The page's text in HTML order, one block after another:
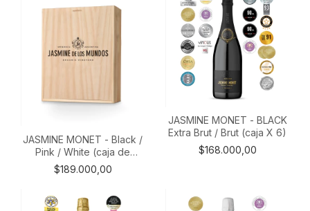
JASMINE MONET - Black /
Pink / White (caja de
madera X 3 mixta)
$189.000,00
JASMINE MONET - BLACK
Extra Brut / Brut (caja X 6)
$168.000,00